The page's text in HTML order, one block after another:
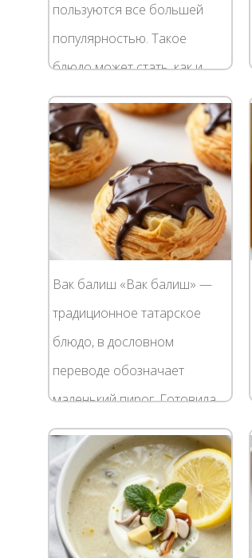
пользуются все большей
популярностью. Такое
блюдо может стать, как и
частью комплексного обеда,
так и легким ужином.
Аппетитный чечевичный
суп...
Вак балиш «Вак балиш» —
традиционное татарское
блюдо, в дословном
переводе обозначает
маленький пирог. Готовила
по рецепту из ЖЖ «Венеры»,
она рекомендовала именно
из пресного теста, я там и...